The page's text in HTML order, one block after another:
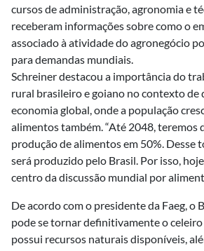
cursos de administração, agronomia e
receberam informações sobre como o
associado à atividade do agronegócio
para demandas mundiais.
Schreiner destacou a importância do
rural brasileiro e goiano no contexto de
economia global, onde a população
alimentos também. “Até 2048, teremos
produção de alimentos em 50%. Desse
será produzido pelo Brasil. Por isso,
centro da discussão mundial por
De acordo com o presidente da Faeg, o
pode se tornar definitivamente o
possui recursos naturais disponíveis,